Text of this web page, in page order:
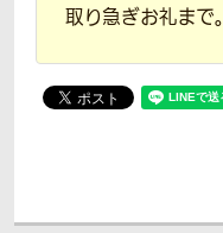
取り急ぎお礼まで。